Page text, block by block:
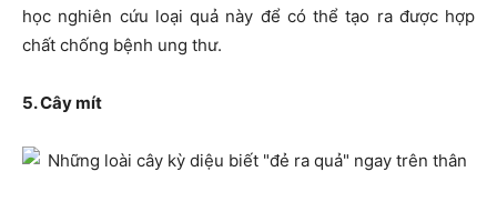
học nghiên cứu loại quả này để có thể tạo ra được hợp
chất chống bệnh ung thư.
5. Cây mít